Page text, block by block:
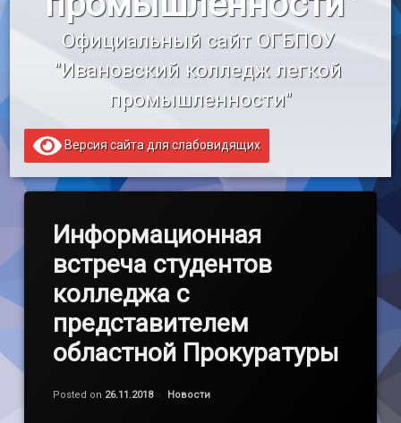
Образовательный кредит
Официальный сайт ОГБПОУ
"Ивановский колледж легкой
промышленности"
Версия сайта для слабовидящих
Информационная
встреча студентов
колледжа с
представителем
областной Прокуратуры
Posted on 26.11.2018
Обновлено на
by
Категории:
Новости